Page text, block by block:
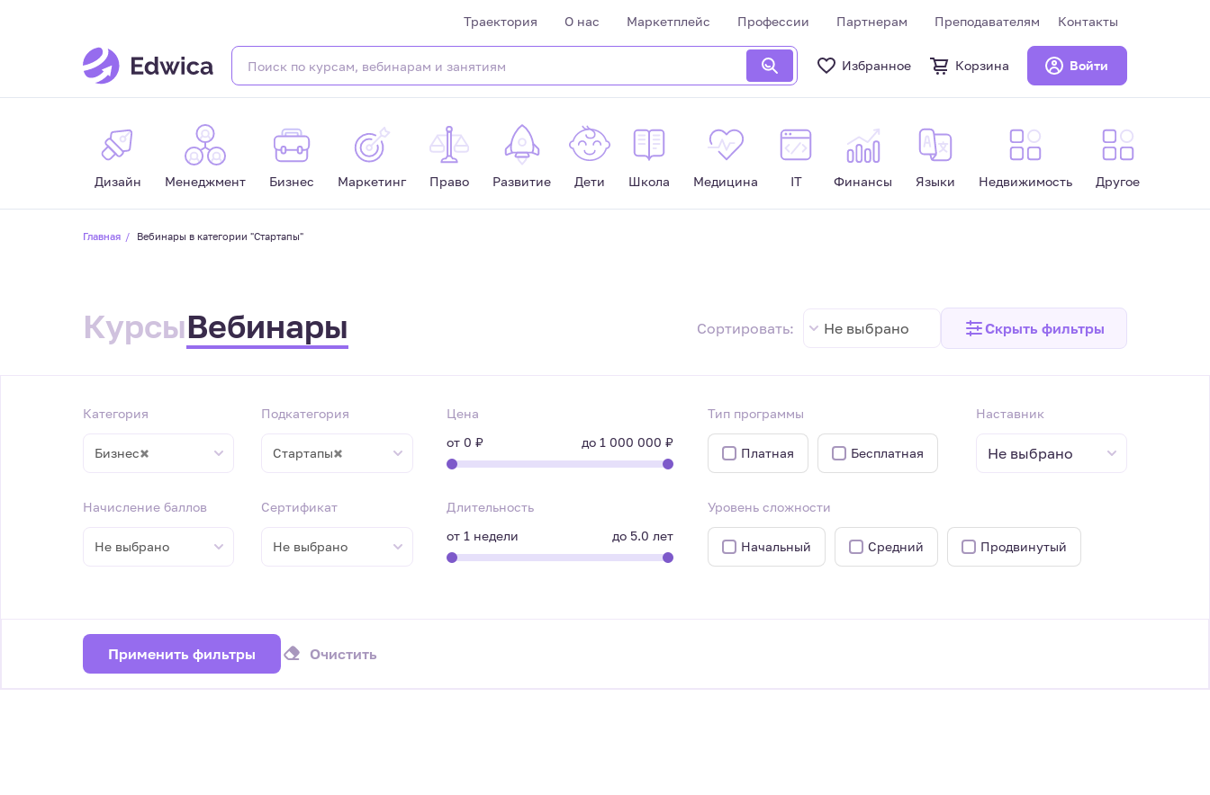
Траектория О нас Маркетплейс Профессии Партнерам Преподавателям Контакты
Избранное Корзина Войти
Дизайн Менеджмент Бизнес Маркетинг Право Развитие Дети Школа Медицина IT Финансы Языки Недвижимость Другое
Главная Вебинары в категории "Стартапы"
КурсыВебинары Сортировать: Не выбрано Скрыть фильтры
Категория
×
Бизнес
Подкатегория
×
Стартапы
Цена
от0 ₽ до1 000 000 ₽
Тип программы
Платная Бесплатная
Наставник
Не выбрано
Начисление баллов
Не выбрано
Сертификат
Не выбрано
Длительность
от1 недели до 5.0 лет
Уровень сложности
Начальный Средний Продвинутый
Применить фильтры Очистить